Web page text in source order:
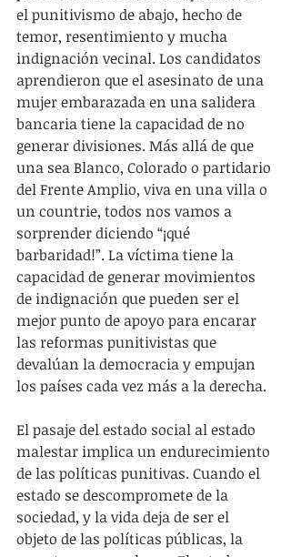
el punitivismo de abajo, hecho de
temor, resentimiento y mucha
indignación vecinal. Los candidatos
aprendieron que el asesinato de una
mujer embarazada en una salidera
bancaria tiene la capacidad de no
generar divisiones. Más allá de que
una sea Blanco, Colorado o partidario
del Frente Amplio, viva en una villa o
un countrie, todos nos vamos a
sorprender diciendo “¡qué
barbaridad!”. La víctima tiene la
capacidad de generar movimientos
de indignación que pueden ser el
mejor punto de apoyo para encarar
las reformas punitivistas que
devalúan la democracia y empujan
los países cada vez más a la derecha.
El pasaje del estado social al estado
malestar implica un endurecimiento
de las políticas punitivas. Cuando el
estado se descompromete de la
sociedad, y la vida deja de ser el
objeto de las políticas públicas, la